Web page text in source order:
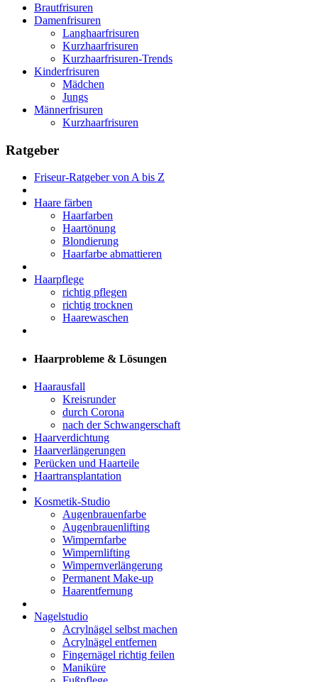
Brautfrisuren
Damenfrisuren
Langhaarfrisuren
Kurzhaarfrisuren
Kurzhaarfrisuren-Trends
Kinderfrisuren
Mädchen
Jungs
Männerfrisuren
Kurzhaarfrisuren
Ratgeber
Friseur-Ratgeber von A bis Z
Haare färben
Haarfarben
Haartönung
Blondierung
Haarfarbe abmattieren
Haarpflege
richtig pflegen
richtig trocknen
Haarewaschen
Haarprobleme & Lösungen
Haarausfall
Kreisrunder
durch Corona
nach der Schwangerschaft
Haarverdichtung
Haarverlängerungen
Perücken und Haarteile
Haartransplantation
Kosmetik-Studio
Augenbrauenfarbe
Augenbrauenlifting
Wimpernfarbe
Wimpernlifting
Wimpernverlängerung
Permanent Make-up
Haarentfernung
Nagelstudio
Acrylnägel selbst machen
Acrylnägel entfernen
Fingernägel richtig feilen
Maniküre